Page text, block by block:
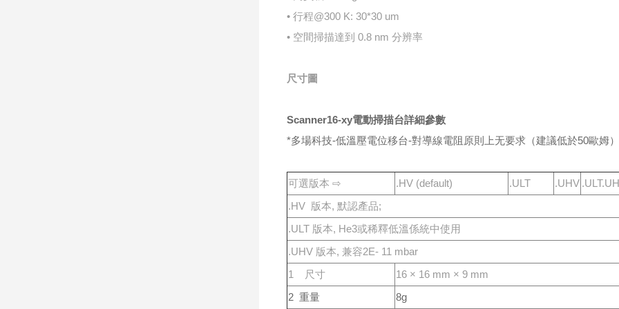
• ⾏程@300 K: 30*30 um
• 空間掃描達到 0.8 nm 分辨率
尺⼨圖
Scanner16-xy電動掃描台詳細參數
*多場科技-低溫壓電位移台-對導線電阻原則上⽆要求（建議低於50歐姆
可選版本 ⇨ .HV (default) .ULT .UHV
.HV 版本, 默認產品;
.ULT 版本, He3或稀釋低溫係統中使⽤
.UHV 版本, 兼容2E- 11 mbar
1 尺⼨
16 × 16 mm × 9 mm
2 重量
8g